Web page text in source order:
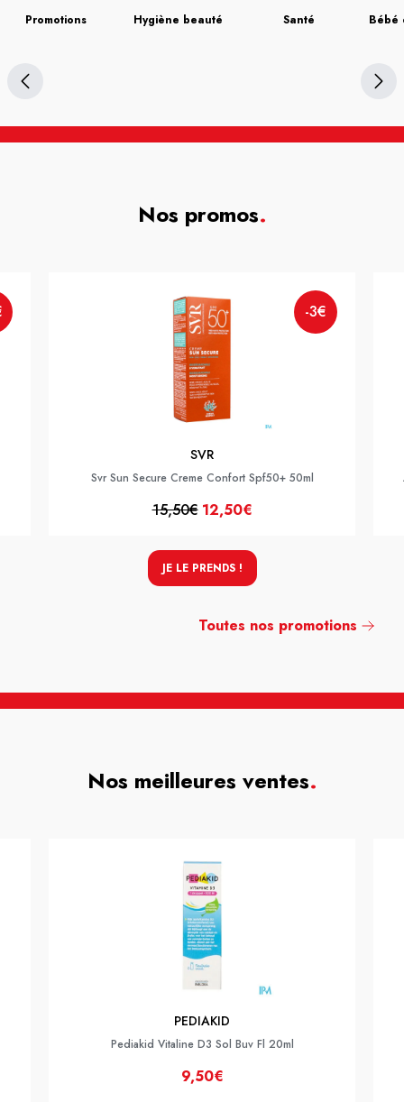
Promotions Hygiène beauté Santé Bébé
Nos promos.
-3€
SVR
Svr Sun Secure Creme Confort Spf50+ 50ml
15,50€ 12,50€
JE LE PRENDS !
Toutes nos promotions
Nos meilleures ventes.
PEDIAKID
Pediakid Vitaline D3 Sol Buv Fl 20ml
9,50€